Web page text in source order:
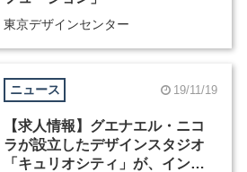
東京デザインセンター
ニュース 19/11/19
【求人情報】グエナエル・ニコ
ラが設立したデザインスタジオ
「キュリオシティ」が、インテ